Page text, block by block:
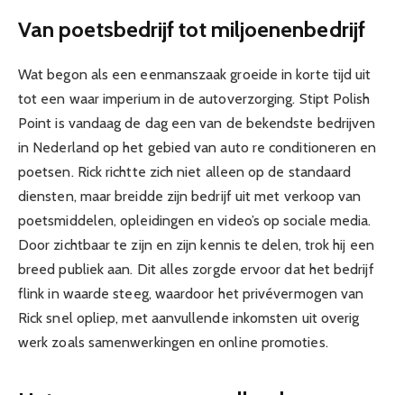
Van poetsbedrijf tot miljoenenbedrijf
Wat begon als een eenmanszaak groeide in korte tijd uit
tot een waar imperium in de autoverzorging. Stipt Polish
Point is vandaag de dag een van de bekendste bedrijven
in Nederland op het gebied van auto re conditioneren en
poetsen. Rick richtte zich niet alleen op de standaard
diensten, maar breidde zijn bedrijf uit met verkoop van
poetsmiddelen, opleidingen en video’s op sociale media.
Door zichtbaar te zijn en zijn kennis te delen, trok hij een
breed publiek aan. Dit alles zorgde ervoor dat het bedrijf
flink in waarde steeg, waardoor het privévermogen van
Rick snel opliep, met aanvullende inkomsten uit overig
werk zoals samenwerkingen en online promoties.